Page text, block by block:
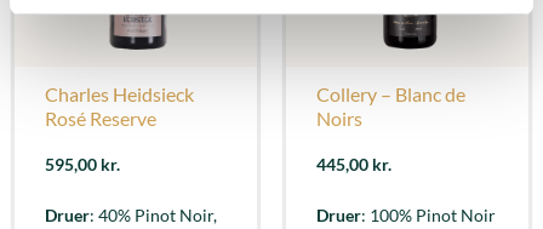
Charles Heidsieck
Rosé Reserve
595,00 kr.
Druer: 40% Pinot Noir,
Collery – Blanc de
Noirs
445,00 kr.
Druer: 100% Pinot Noir